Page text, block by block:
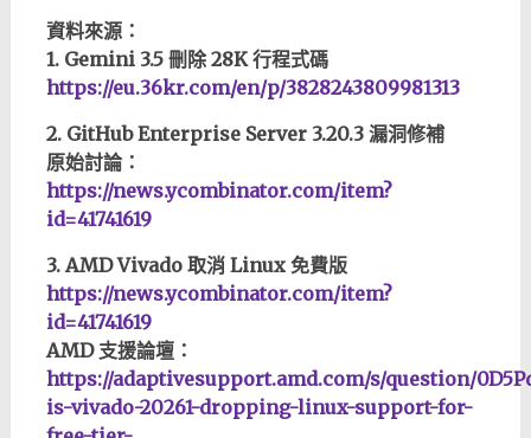
資料來源：
1. Gemini 3.5 刪除 28K 行程式碼
https://eu.36kr.com/en/p/3828243809981313
2. GitHub Enterprise Server 3.20.3 漏洞修補
原始討論：
https://news.ycombinator.com/item?
id=41741619
3. AMD Vivado 取消 Linux 免費版
https://news.ycombinator.com/item?
id=41741619
AMD 支援論壇：
https://adaptivesupport.amd.com/s/question/
is-vivado-20261-dropping-linux-support-for-